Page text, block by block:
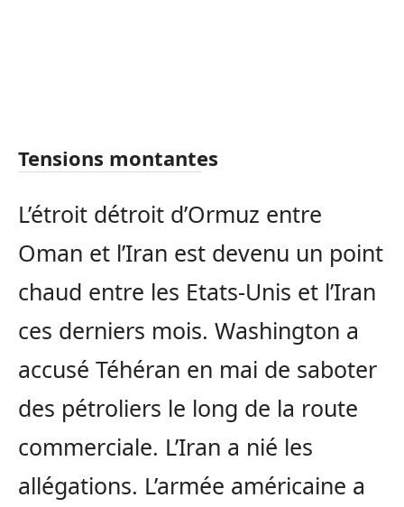
Tensions montantes
L’étroit détroit d’Ormuz entre
Oman et l’Iran est devenu un point
chaud entre les Etats-Unis et l’Iran
ces derniers mois. Washington a
accusé Téhéran en mai de saboter
des pétroliers le long de la route
commerciale. L’Iran a nié les
allégations. L’armée américaine a